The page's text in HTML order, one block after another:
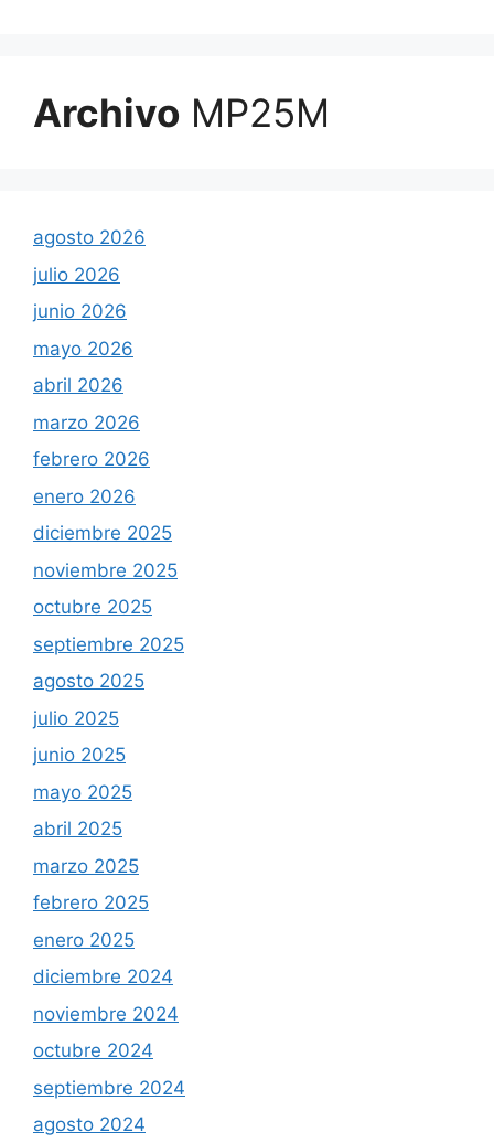
Archivo MP25M
agosto 2026
julio 2026
junio 2026
mayo 2026
abril 2026
marzo 2026
febrero 2026
enero 2026
diciembre 2025
noviembre 2025
octubre 2025
septiembre 2025
agosto 2025
julio 2025
junio 2025
mayo 2025
abril 2025
marzo 2025
febrero 2025
enero 2025
diciembre 2024
noviembre 2024
octubre 2024
septiembre 2024
agosto 2024